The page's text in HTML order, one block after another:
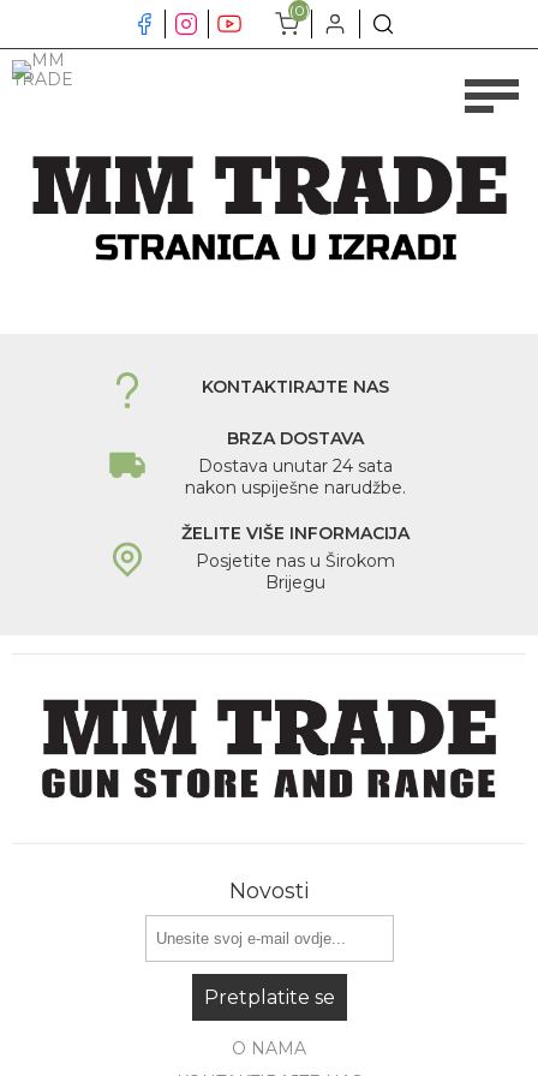
(0)
KONTAKTIRAJTE NAS
BRZA DOSTAVA
Dostava unutar 24 sata
nakon uspiješne narudžbe.
ŽELITE VIŠE INFORMACIJA
Posjetite nas u Širokom
Brijegu
Novosti
Pretplatite se
O NAMA